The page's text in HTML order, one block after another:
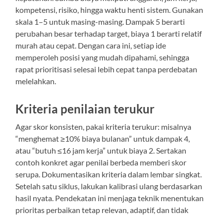
kompetensi, risiko, hingga waktu henti sistem. Gunakan
skala 1–5 untuk masing-masing. Dampak 5 berarti
perubahan besar terhadap target, biaya 1 berarti relatif
murah atau cepat. Dengan cara ini, setiap ide
memperoleh posisi yang mudah dipahami, sehingga
rapat prioritisasi selesai lebih cepat tanpa perdebatan
melelahkan.
Kriteria penilaian terukur
Agar skor konsisten, pakai kriteria terukur: misalnya
“menghemat ≥10% biaya bulanan” untuk dampak 4,
atau “butuh ≤16 jam kerja” untuk biaya 2. Sertakan
contoh konkret agar penilai berbeda memberi skor
serupa. Dokumentasikan kriteria dalam lembar singkat.
Setelah satu siklus, lakukan kalibrasi ulang berdasarkan
hasil nyata. Pendekatan ini menjaga teknik menentukan
prioritas perbaikan tetap relevan, adaptif, dan tidak